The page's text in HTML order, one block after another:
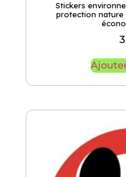
Stickers
protection nature